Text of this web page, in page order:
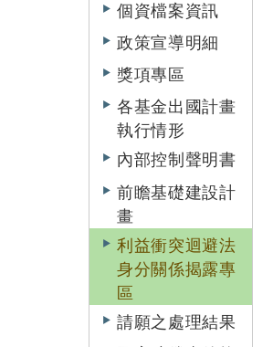
個資檔案資訊
政策宣導明細
獎項專區
各基金出國計畫
執行情形
內部控制聲明書
前瞻基礎建設計
畫
利益衝突迴避法
身分關係揭露專
區
請願之處理結果